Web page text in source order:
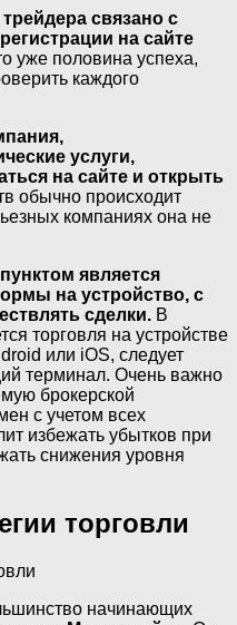
связано с
на сайте
уже половина успеха,
каждого
услуги,
на сайте и открыть
обычно происходит
компаниях она не
является
на устройство, с
сделки. В
торговля на устройстве
или iOS, следует
терминал. Очень важно
брокерской
с учетом всех
избежать убытков при
снижения уровня
торговли
начинающих